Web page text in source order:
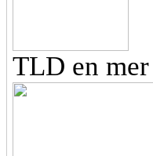
TLD en